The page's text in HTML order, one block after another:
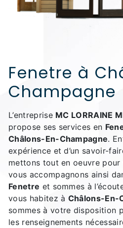
Fenetre à
Champagne
L’entreprise MC LORRAINE
propose ses services en
Châlons-En-Champagne.
expérience et d’un savoir-
mettons tout en oeuvre
vous accompagnons ainsi
Fenetre et sommes à
vous habitez à Châlons-En-
sommes à votre disposition
les renseignements